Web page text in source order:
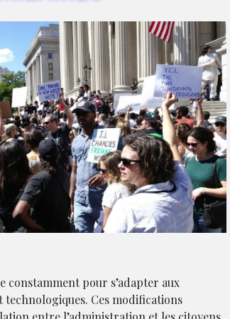
pour s’adapter aux
technologiques. Ces modifications